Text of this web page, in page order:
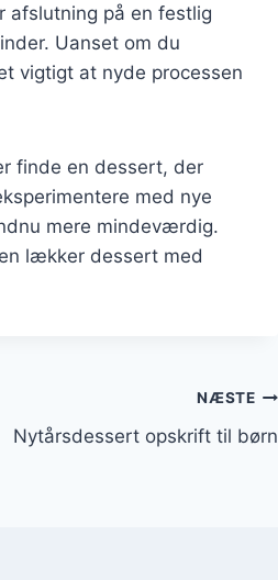
på en festlig
Uanset om du
vigtigt at nyde processen
finde en dessert, der
med nye
mere mindeværdig.
lækker dessert med
NÆSTE
Nytårsdessert opskrift til børn